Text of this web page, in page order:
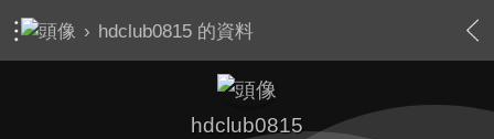
› hdclub0815 的資料
hdclub0815